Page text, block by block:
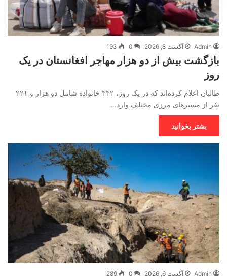
Admin آگست 8, 2026 0
193
بازگشت بیش از دو هزار مهاجر افغانستان در یک
روز
طالبان اعلام کرده‌اند که در یک روز، ۴۴۲ خانواده شامل دو هزار و ۲۲۱
نفر از مسیرهای مرزی مختلف وارد…
بشتر بخوانید
Admin آگست 6, 2026 0
289